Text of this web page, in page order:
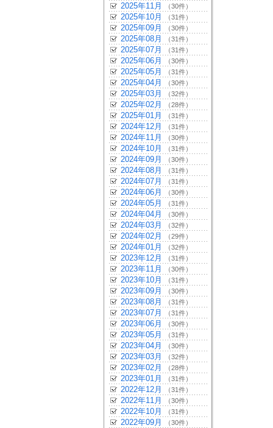
2025年11月 （30件）
2025年10月 （31件）
2025年09月 （30件）
2025年08月 （31件）
2025年07月 （31件）
2025年06月 （30件）
2025年05月 （31件）
2025年04月 （30件）
2025年03月 （32件）
2025年02月 （28件）
2025年01月 （31件）
2024年12月 （31件）
2024年11月 （30件）
2024年10月 （31件）
2024年09月 （30件）
2024年08月 （31件）
2024年07月 （31件）
2024年06月 （30件）
2024年05月 （31件）
2024年04月 （30件）
2024年03月 （32件）
2024年02月 （29件）
2024年01月 （32件）
2023年12月 （31件）
2023年11月 （30件）
2023年10月 （31件）
2023年09月 （30件）
2023年08月 （31件）
2023年07月 （31件）
2023年06月 （30件）
2023年05月 （31件）
2023年04月 （30件）
2023年03月 （32件）
2023年02月 （28件）
2023年01月 （31件）
2022年12月 （31件）
2022年11月 （30件）
2022年10月 （31件）
2022年09月 （30件）